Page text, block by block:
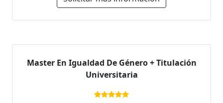
Master En Igualdad De Género + Titulación
Universitaria